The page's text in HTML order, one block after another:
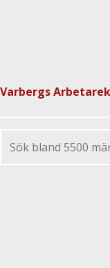
Varbergs